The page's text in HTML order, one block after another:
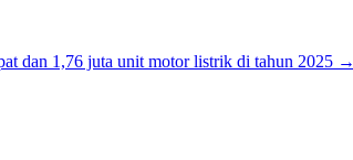
dan 1,76 juta unit motor listrik di tahun 2025 →